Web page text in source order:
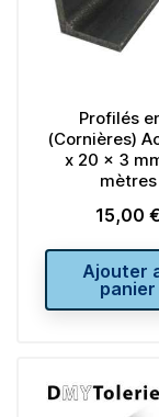
Profilés
(Cornières)
x 20 x 3
mètres
Prix
15,00 €
Ajouter
panier